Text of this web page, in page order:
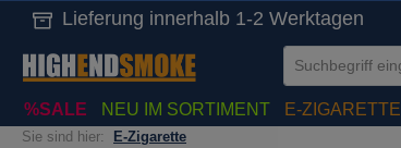
Zur Hauptnavigation springen
Lieferung innerhalb 1-2 Werktagen
%SALE NEU IM SORTIMENT E-ZIGARETTE
Sie sind hier: E-Zigarette